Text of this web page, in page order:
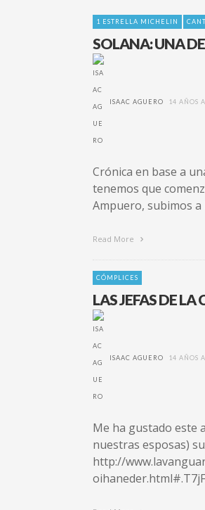
1 ESTRELLA MICHELIN
SOLANA: UNA
ISAAC AGUERO 14 AÑOS
Crónica en base a
tenemos que
Ampuero, subimos a
Read More
CÓMPLICES
LAS JEFAS DE LA
ISAAC AGUERO 14 AÑOS
Me ha gustado este
nuestras esposas)
http://